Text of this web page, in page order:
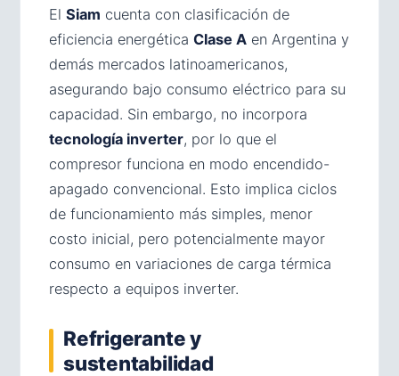
El Siam cuenta con clasificación de
eficiencia energética Clase A en Argentina y
demás mercados latinoamericanos,
asegurando bajo consumo eléctrico para su
capacidad. Sin embargo, no incorpora
tecnología inverter, por lo que el
compresor funciona en modo encendido-
apagado convencional. Esto implica ciclos
de funcionamiento más simples, menor
costo inicial, pero potencialmente mayor
consumo en variaciones de carga térmica
respecto a equipos inverter.
Refrigerante y
sustentabilidad